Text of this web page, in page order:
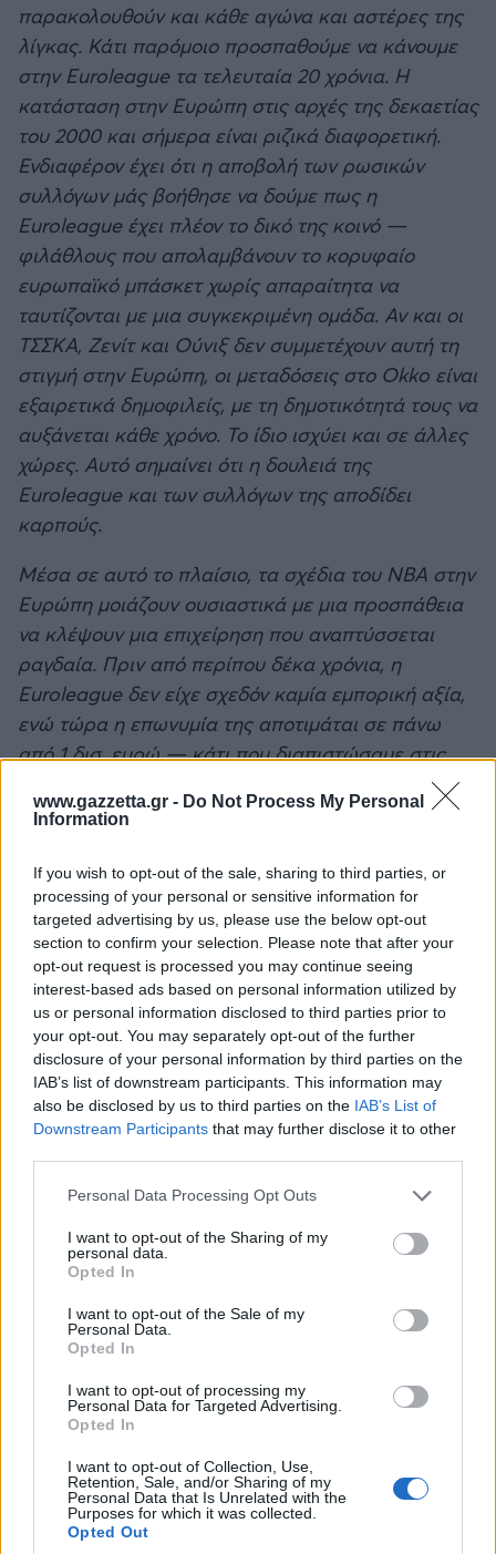
www.gazzetta.gr - Do Not Process My Personal
Information
If you wish to opt-out of the sale, sharing to third parties, or
processing of your personal or sensitive information for
targeted advertising by us, please use the below opt-out
section to confirm your selection. Please note that after your
opt-out request is processed you may continue seeing
interest-based ads based on personal information utilized by
us or personal information disclosed to third parties prior to
your opt-out. You may separately opt-out of the further
disclosure of your personal information by third parties on the
IAB’s list of downstream participants. This information may
also be disclosed by us to third parties on the IAB’s List of
Downstream Participants that may further disclose it to other
Please note that this website/app uses one or more Google
not limited to your visit or usage behaviour. You may click to
grant or deny consent to Google and its third-party tags to
use your data for below specified purposes in below Google
consent section.
Personal Data Processing Opt Outs
I want to opt-out of the Sharing of my
personal data.
Opted In
I want to opt-out of the Sale of my
Personal Data.
Opted In
I want to opt-out of processing my
Personal Data for Targeted Advertising.
Opted In
I want to opt-out of Collection, Use,
Retention, Sale, and/or Sharing of my
Personal Data that Is Unrelated with the
Purposes for which it was collected.
Opted Out
παρακολουθούν και κάθε αγώνα και αστέρες της
λίγκας. Κάτι παρόμοιο προσπαθούμε να κάνουμε
στην Euroleague τα τελευταία 20 χρόνια. Η
κατάσταση στην Ευρώπη στις αρχές της δεκαετίας
του 2000 και σήμερα είναι ριζικά διαφορετική.
Ενδιαφέρον έχει ότι η αποβολή των ρωσικών
συλλόγων μάς βοήθησε να δούμε πως η
Euroleague έχει πλέον το δικό της κοινό —
φιλάθλους που απολαμβάνουν το κορυφαίο
ευρωπαϊκό μπάσκετ χωρίς απαραίτητα να
ταυτίζονται με μια συγκεκριμένη ομάδα. Αν και οι
ΤΣΣΚΑ, Ζενίτ και Ούνιξ δεν συμμετέχουν αυτή τη
στιγμή στην Ευρώπη, οι μεταδόσεις στο Okko είναι
εξαιρετικά δημοφιλείς, με τη δημοτικότητά τους να
αυξάνεται κάθε χρόνο. Το ίδιο ισχύει και σε άλλες
χώρες. Αυτό σημαίνει ότι η δουλειά της
Euroleague και των συλλόγων της αποδίδει
καρπούς.
Μέσα σε αυτό το πλαίσιο, τα σχέδια του ΝΒΑ στην
Ευρώπη μοιάζουν ουσιαστικά με μια προσπάθεια
να κλέψουν μια επιχείρηση που αναπτύσσεται
ραγδαία. Πριν από περίπου δέκα χρόνια, η
Euroleague δεν είχε σχεδόν καμία εμπορική αξία,
ενώ τώρα η επωνυμία της αποτιμάται σε πάνω
από 1 δισ. ευρώ — κάτι που διαπιστώσαμε στις
επενδυτές. Και η λίγκα διαθέτει στρατηγική που
στα επόμενα πέντε χρόνια. Φυσικά, αυτό απέχει
ακόμη πολύ από το επίπεδο του ΝΒΑ, και οι
αγορές των ΗΠΑ και της Ευρώπης είναι εντελώς
διαφορετικές, αλλά η σταθερή, προοδευτική
ανάπτυξη είναι ουσιώδης. Όπως σημειώνουν οι
ειδικοί, η Euroleague είναι σήμερα η πιο
προοδευτική αθλητική διοργάνωση στον κόσμο
όσον αφορά την οικονομική ανάπτυξη και τη
συνεχή άνοδο της δημοτικότητας.
Η συνεργασία με το ΝΒΑ είναι φυσικά
ενδιαφέρουσα. Ξέρουν πώς να διαχειρίζονται μια
φιλάθλων τους. Αν μπορέσουμε να οικοδομήσουμε
μια εποικοδομητική συνεργασία, θα είναι
εξαιρετικό. Ωστόσο, οι Αμερικανοί εταίροι μας δεν
έχουν μαγικό ραβδί. Δεν μπορούν να μετατρέψουν
franchises με προϋπολογισμούς δισεκατομμυρίων,
να προσφέρουν στους παίκτες συμβόλαια των 100
εκατ. ευρώ ή να υπογράψουν τεράστιες
συμφωνίες με χορηγούς και τηλεοπτικά δίκτυα.
Είναι απίθανο και η FIBA να προσφέρει τέτοια